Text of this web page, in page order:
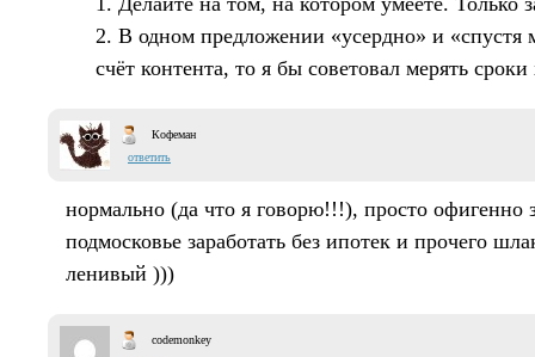
2. В одном предложении «усердно» и «спустя
счёт контента, то я бы советовал мерять
Кофеман
ответить
нормально (да что я говорю!!!), просто офигенно
подмосковье заработать без ипотек и прочего
ленивый )))
codemonkey